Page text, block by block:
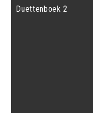
Duettenboek 2